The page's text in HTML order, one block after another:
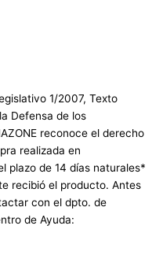
1/2007, Texto
Defensa de los
reconoce el derecho
realizada en
plazo de 14 días naturales*
recibió el producto. Antes
con el dpto. de
de Ayuda: